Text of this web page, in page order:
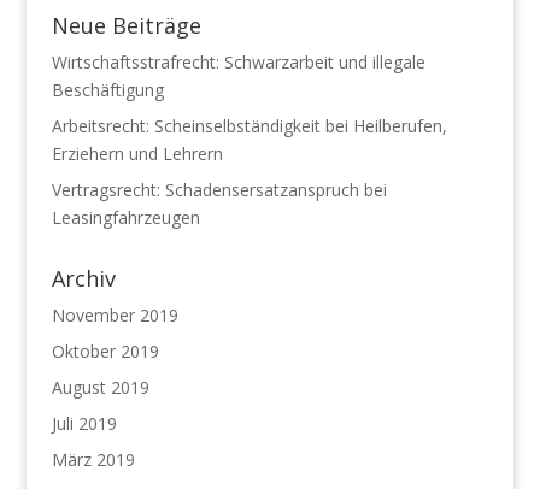
Neue Beiträge
Wirtschaftsstrafrecht: Schwarzarbeit und illegale
Beschäftigung
Arbeitsrecht: Scheinselbständigkeit bei Heilberufen,
Erziehern und Lehrern
Vertragsrecht: Schadensersatzanspruch bei
Leasingfahrzeugen
Archiv
November 2019
Oktober 2019
August 2019
Juli 2019
März 2019